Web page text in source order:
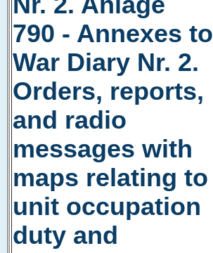
790 - Annexes to
War Diary Nr. 2.
Orders, reports,
and radio
messages with
maps relating to
unit occupation
duty and